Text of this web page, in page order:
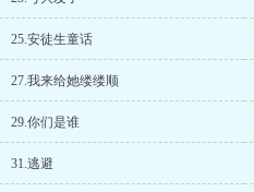
25.安徒生童话
27.我来给她缕缕顺
29.你们是谁
31.逃避